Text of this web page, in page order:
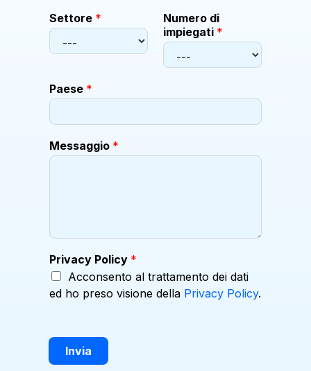
Settore *
Numero di
impiegati *
Paese *
Messaggio *
N
u
m
e
P
e
Privacy Policy *
Acconsento al trattamento dei dati
ed ho preso visione della Privacy Policy.
Invia